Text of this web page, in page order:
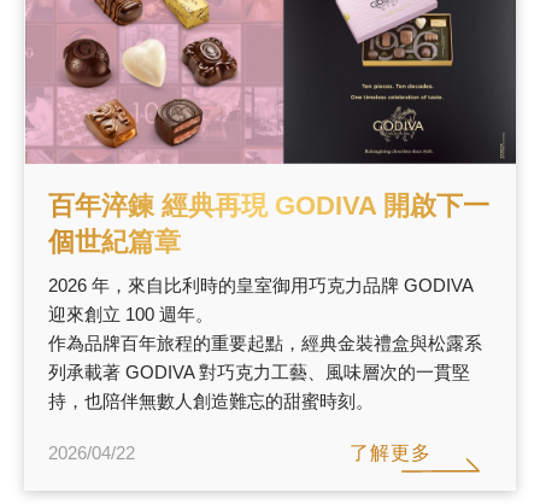
百年淬鍊 經典再現 GODIVA 開啟下一
個世紀篇章
2026 年，來自比利時的皇室御用巧克力品牌 GODIVA
迎來創立 100 週年。
作為品牌百年旅程的重要起點，經典金裝禮盒與松露系
列承載著 GODIVA 對巧克力工藝、風味層次的一貫堅
持，也陪伴無數人創造難忘的甜蜜時刻。
2026/04/22 了解更多